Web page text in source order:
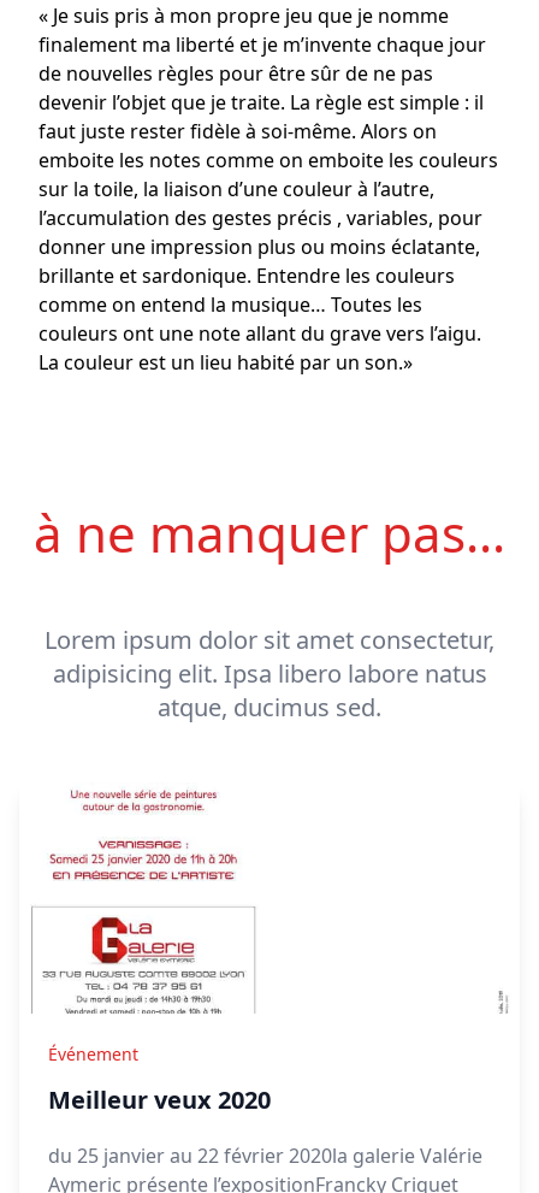
« Je suis pris à mon propre jeu que je nomme
finalement ma liberté et je m’invente chaque jour
de nouvelles règles pour être sûr de ne pas
devenir l’objet que je traite. La règle est simple : il
faut juste rester fidèle à soi-même. Alors on
emboite les notes comme on emboite les couleurs
sur la toile, la liaison d’une couleur à l’autre,
l’accumulation des gestes précis , variables, pour
donner une impression plus ou moins éclatante,
brillante et sardonique. Entendre les couleurs
comme on entend la musique… Toutes les
couleurs ont une note allant du grave vers l’aigu.
La couleur est un lieu habité par un son.»
à ne manquer pas...
Lorem ipsum dolor sit amet consectetur,
adipisicing elit. Ipsa libero labore natus
atque, ducimus sed.
Événement
Meilleur veux 2020
du 25 janvier au 22 février 2020la galerie Valérie
Aymeric présente l’expositionFrancky Criquet